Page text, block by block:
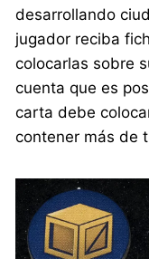
desarrollando
jugador reciba
colocarlas sobre
cuenta que es
carta debe
contener más de